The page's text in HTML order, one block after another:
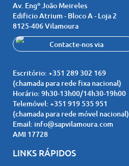
Av. Engº João Meireles
Edificio Atrium - Bloco A - Loja 2
8125-406 Vilamoura
Contacte-nos via
Whatsapp
Escritório: +351 289 302 169
(chamada para rede fixa nacional)
Horário: 9h30-13h00/14h30-19h00
Telemóvel: +351 919 535 951
(chamada para rede móvel nacional)
Email: info@sapvilamoura.com
AMI 17728
LINKS RÁPIDOS